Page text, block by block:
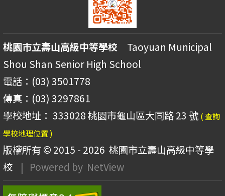
桃園市立壽山高級中等學校 Taoyuan Municipal
Shou Shan Senior High School
電話：(03) 3501778
傳真：(03) 3297861
學校地址： 333028 桃園市龜山區大同路 23 號 ( 查詢
學校地理位置 )
版權所有 © 2015 - 2026 桃園市立壽山高級中等學
校
| Powered by NetView